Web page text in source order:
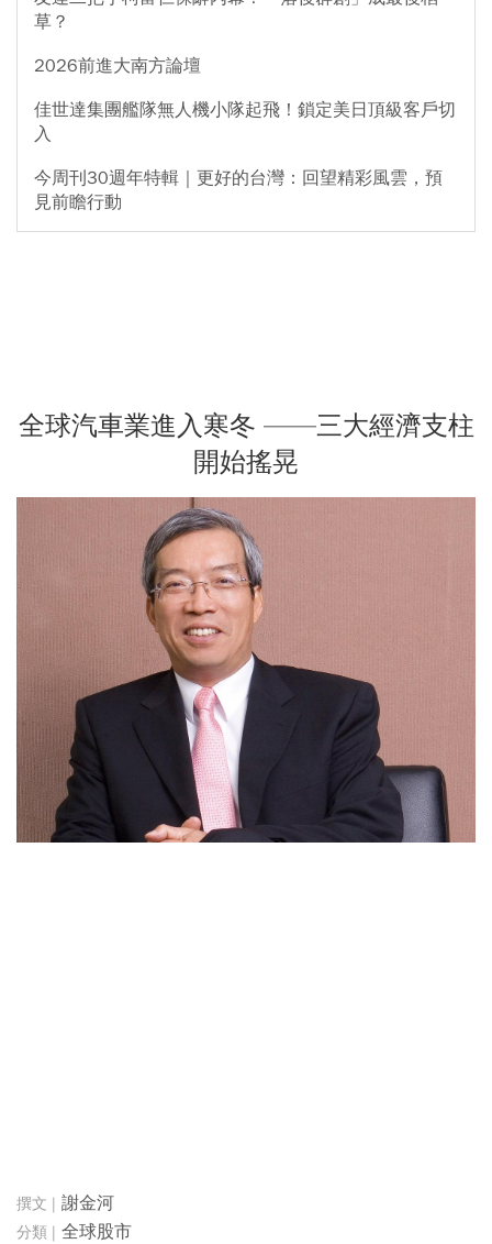
草？
2026前進大南方論壇
佳世達集團艦隊無人機小隊起飛！鎖定美日頂級客戶切
入
今周刊30週年特輯｜更好的台灣：回望精彩風雲，預
見前瞻行動
全球汽車業進入寒冬 ——三大經濟支柱
開始搖晃
謝金河
全球股市